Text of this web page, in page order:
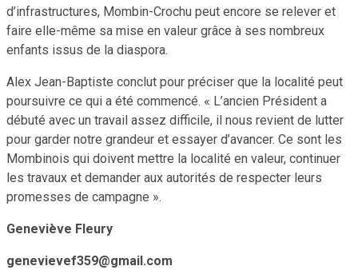
d’infrastructures, Mombin-Crochu peut encore se relever et
faire elle-même sa mise en valeur grâce à ses nombreux
enfants issus de la diaspora.
Alex Jean-Baptiste conclut pour préciser que la localité peut
poursuivre ce qui a été commencé. « L’ancien Président a
débuté avec un travail assez difficile, il nous revient de lutter
pour garder notre grandeur et essayer d’avancer. Ce sont les
Mombinois qui doivent mettre la localité en valeur, continuer
les travaux et demander aux autorités de respecter leurs
promesses de campagne ».
Geneviève Fleury
genevievef359@gmail.com